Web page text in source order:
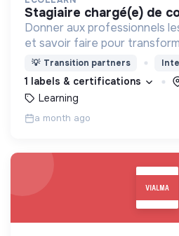
stagiaire chargé(e) de
Donner aux professionnels
et savoir faire pour
leur entreprise vers plus de
💡 Transition partners
1 labels & certifications
Learning
a month ago